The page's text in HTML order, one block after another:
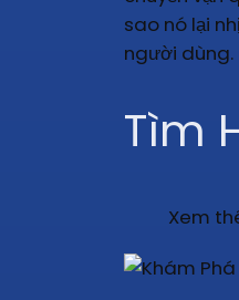
sao nó lại
người dùng.
Tìm
Xem